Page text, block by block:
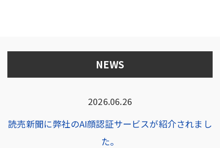
NEWS
2026.06.26
読売新聞に弊社のAI顔認証サービスが紹介されまし
た。